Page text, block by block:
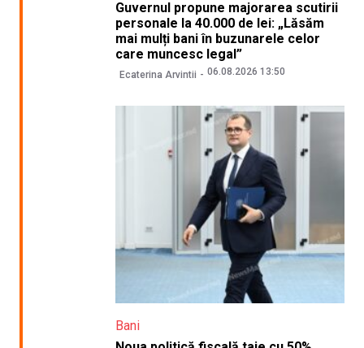
Guvernul propune majorarea scutirii
personale la 40.000 de lei: „Lăsăm
mai mulți bani în buzunarele celor
care muncesc legal”
Ecaterina Arvintii 06.08.2026 13:50
Bani